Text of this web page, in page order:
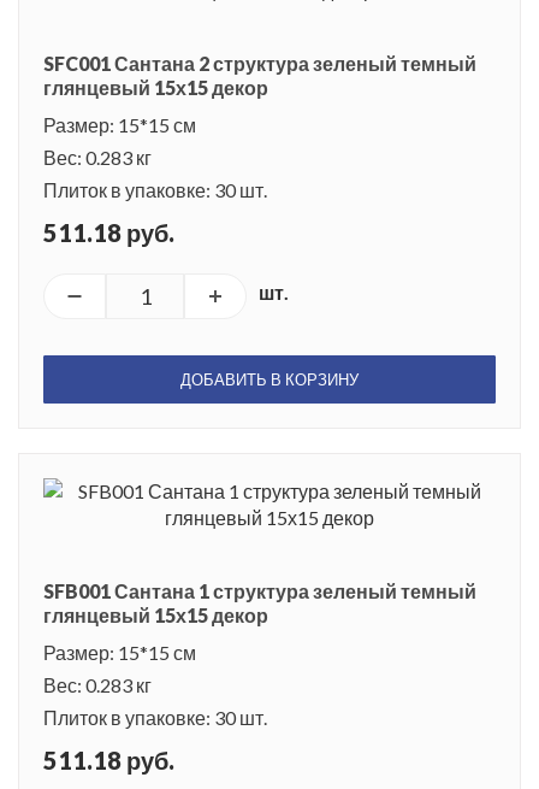
SFC001 Сантана 2 структура зеленый темный
глянцевый 15х15 декор
Размер: 15*15 см
Вес: 0.283 кг
Плиток в упаковке: 30 шт.
511.18 руб.
шт.
ДОБАВИТЬ В КОРЗИНУ
SFB001 Сантана 1 структура зеленый темный
глянцевый 15х15 декор
Размер: 15*15 см
Вес: 0.283 кг
Плиток в упаковке: 30 шт.
511.18 руб.